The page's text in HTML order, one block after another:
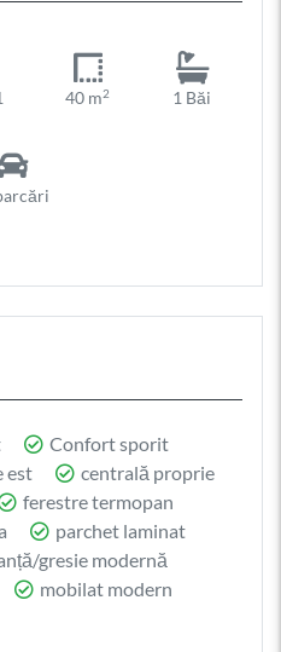
40 m2 1 Băi
Confort sporit
est
centrală proprie
ferestre termopan
parchet laminat
gresie modernă
mobilat modern